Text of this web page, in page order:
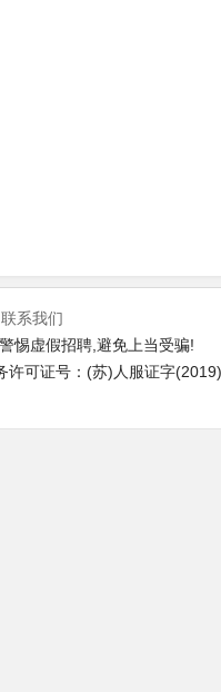
联系我们
惕虚假招聘,避免上当受骗!
可证号：(苏)人服证字